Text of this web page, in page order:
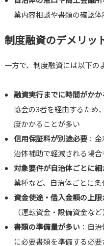
業内容相談や書類の確認体
制度融資のデメリッ
一方で、制度融資には以下の
融資実行までに時間がかか
協会の3者を経由するため
度かかることが多い
信用保証料が別途必要：
治体補助で軽減される場合
対象要件が自治体ごとに
業種など、自治体ごとに条
資金使途・借入金額の上限
（運転資金・設備資金な
書類の準備量が多い ：自
に必要書類を準備する必要